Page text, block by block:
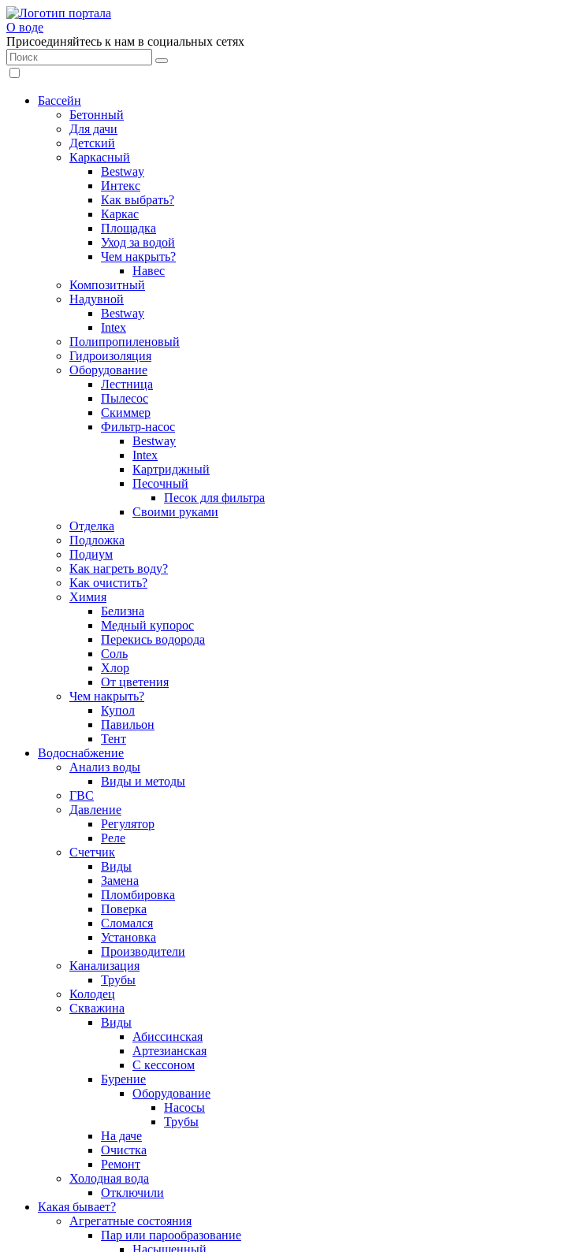
О воде
Присоединяйтесь к нам в социальных сетях
Бассейн
Бетонный
Для дачи
Детский
Каркасный
Bestway
Интекс
Как выбрать?
Каркас
Площадка
Уход за водой
Чем накрыть?
Навес
Композитный
Надувной
Bestway
Intex
Полипропиленовый
Гидроизоляция
Оборудование
Лестница
Пылесос
Скиммер
Фильтр-насос
Bestway
Intex
Картриджный
Песочный
Песок для фильтра
Своими руками
Отделка
Подложка
Подиум
Как нагреть воду?
Как очистить?
Химия
Белизна
Медный купорос
Перекись водорода
Соль
Хлор
От цветения
Чем накрыть?
Купол
Павильон
Тент
Водоснабжение
Анализ воды
Виды и методы
ГВС
Давление
Регулятор
Реле
Счетчик
Виды
Замена
Пломбировка
Поверка
Сломался
Установка
Производители
Канализация
Трубы
Колодец
Скважина
Виды
Абиссинская
Артезианская
С кессоном
Бурение
Оборудование
Насосы
Трубы
На даче
Очистка
Ремонт
Холодная вода
Отключили
Какая бывает?
Агрегатные состояния
Пар или парообразование
Насыщенный